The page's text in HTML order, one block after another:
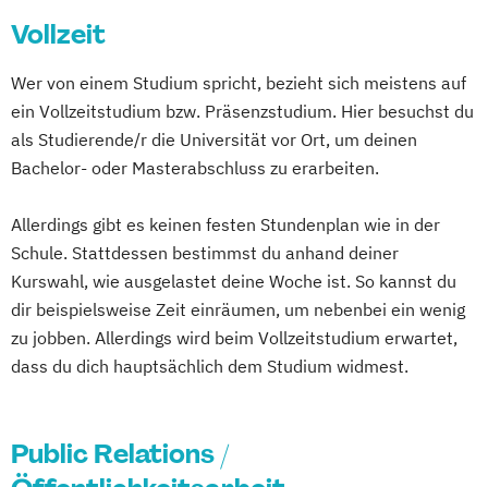
(DE/EN)
Creation
Visual and Media Anthropology (EN)
Wirtschaftspsychologie (DE/EN)
Kommunikation – Schwerpunkt
Kunstgeschichte
Musik (verschiedene Schwerpunkte
an der Hochschule für Musik Mainz)
Vollzeit
Wer von einem Studium spricht, bezieht sich meistens auf
ein Vollzeitstudium bzw. Präsenzstudium. Hier besuchst du
als Studierende/r die Universität vor Ort, um deinen
Bachelor- oder Masterabschluss zu erarbeiten.
Allerdings gibt es keinen festen Stundenplan wie in der
Schule. Stattdessen bestimmst du anhand deiner
Kurswahl, wie ausgelastet deine Woche ist. So kannst du
dir beispielsweise Zeit einräumen, um nebenbei ein wenig
zu jobben. Allerdings wird beim Vollzeitstudium erwartet,
dass du dich hauptsächlich dem Studium widmest.
Public Relations /